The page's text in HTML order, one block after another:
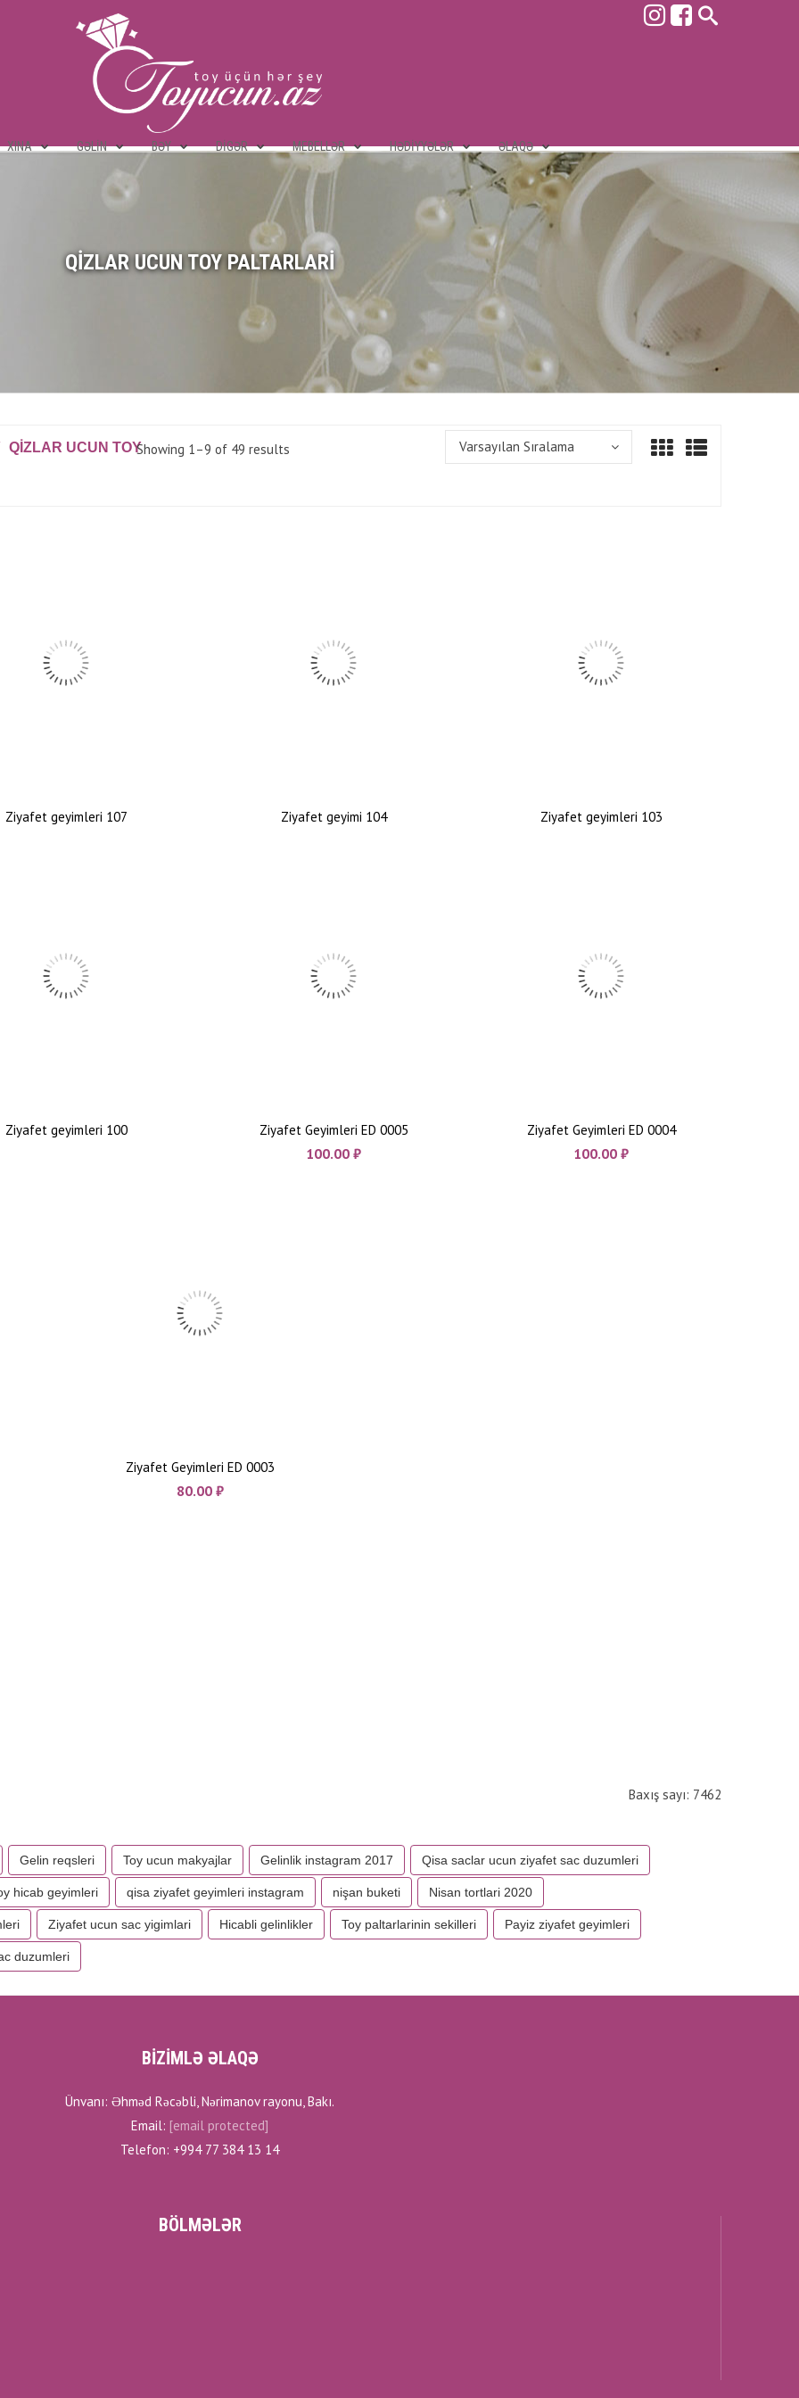
XINA GƏLIN BƏY DIGƏR MEBELLƏR HƏDIYYƏLƏR ƏLAQƏ
QIZLAR UCUN TOY PALTARLARI
QIZLAR UCUN TOYShowing 1–9 of 49 results Varsayılan Sıralama
Ziyafet geyimleri 107 Ziyafet geyimi 104 Ziyafet geyimleri 103
Ziyafet geyimleri 100 Ziyafet Geyimleri ED 0005
100.00 ₼
Ziyafet Geyimleri ED 0004
100.00 ₼
Ziyafet Geyimleri ED 0003
80.00 ₼
Baxış sayı: 7462
Gelin reqsleri Toy ucun makyajlar Gelinlik instagram 2017 Qisa saclar ucun ziyafet sac duzumleri
hicab geyimleri qisa ziyafet geyimleri instagram nişan buketi Nisan tortlari 2020
Ziyafet ucun sac yigimlari Hicabli gelinlikler Toy paltarlarinin sekilleri Payiz ziyafet geyimleri
duzumleri
BİZİMLƏ ƏLAQƏ
Ünvanı: Əhməd Rəcəbli, Nərimanov rayonu, Bakı.
Email: [email protected]
Telefon: +994 77 384 13 14
BÖLMƏLƏR